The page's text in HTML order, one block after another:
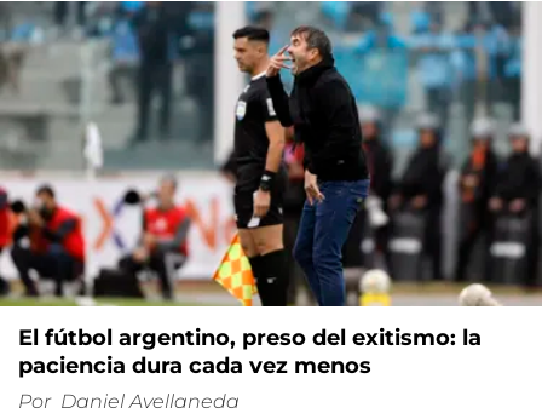
El fútbol argentino, preso del exitismo: la
paciencia dura cada vez menos
Por Daniel Avellaneda